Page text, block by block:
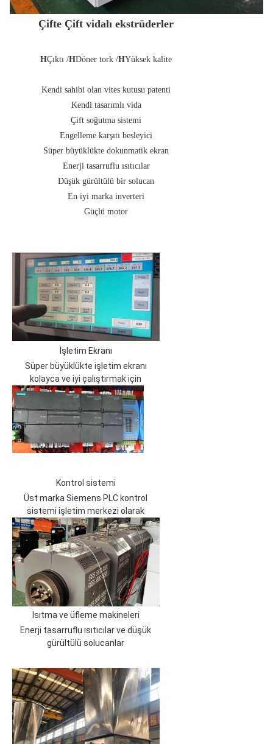
Çifte Çift vidalı ekstrüderler
HÇıktı /HDöner tork /HYüksek kalite
Kendi sahibi olan vites kutusu patenti
Kendi tasarımlı vida
Çift soğutma sistemi
Engelleme karşıtı besleyici
Süper büyüklükte dokunmatik ekran
Enerji tasarruflu ısıtıcılar
Düşük gürültülü bir solucan
En iyi marka inverteri
Güçlü motor
İşletim Ekranı
Süper büyüklükte işletim ekranı
kolayca ve iyi çalıştırmak için
Kontrol sistemi
Üst marka Siemens PLC kontrol
sistemi işletim merkezi olarak
Isıtma ve üfleme makineleri
Enerji tasarruflu ısıtıcılar ve düşük
gürültülü solucanlar